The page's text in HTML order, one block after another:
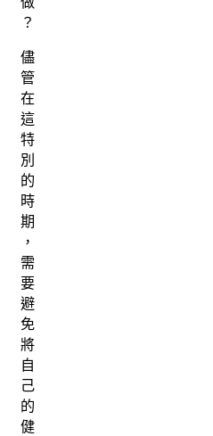
？
儘
管
在
這
特
別
的
時
期
，
需
要
避
免
將
自
己
的
健